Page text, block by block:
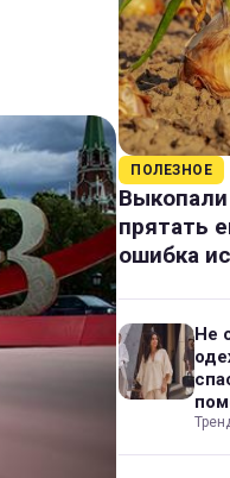
ПОЛЕЗНОЕ
прятать
ошибка
Не